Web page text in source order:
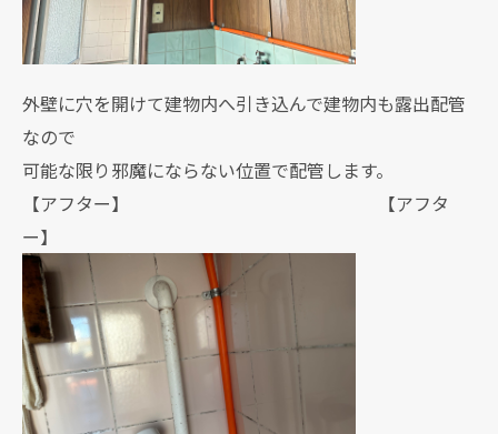
外壁に穴を開けて建物内へ引き込んで建物内も露出配管
なので
可能な限り邪魔にならない位置で配管します。
【アフター】 【アフタ
ー】